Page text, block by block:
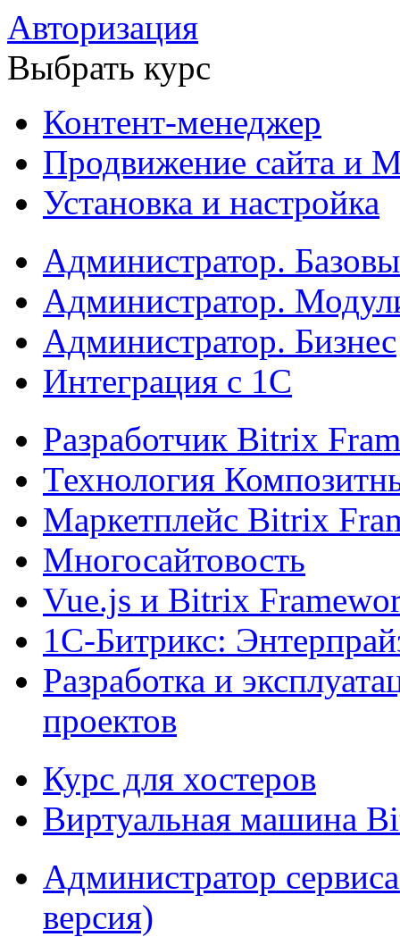
Авторизация
Выбрать курс
Контент-менеджер
Продвижение сайта и
Установка и настройка
Администратор.
Администратор.
Администратор. Бизнес
Интеграция с 1С
Разработчик Bitrix
Технология
Маркетплейс Bitrix
Многосайтовость
Vue.js и Bitrix
1С-Битрикс:
Разработка и
проектов
Курс для хостеров
Виртуальная машина
Администратор
версия)